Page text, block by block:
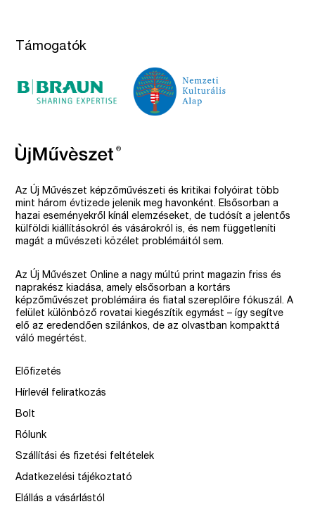
Támogatók
Az Új Művészet képzőművészeti és kritikai folyóirat több
mint három évtizede jelenik meg havonként. Elsősorban a
hazai eseményekről kínál elemzéseket, de tudósít a jelentős
külföldi kiállításokról és vásárokról is, és nem függetleníti
magát a művészeti közélet problémáitól sem.
Az Új Művészet Online a nagy múltú print magazin friss és
naprakész kiadása, amely elsősorban a kortárs
képzőművészet problémáira és fiatal szereplőire fókuszál. A
felület különböző rovatai kiegészítik egymást – így segítve
elő az eredendően szilánkos, de az olvastban kompakttá
váló megértést.
Előfizetés
Hírlevél feliratkozás
Bolt
Rólunk
Szállítási és fizetési feltételek
Adatkezelési tájékoztató
Elállás a vásárlástól